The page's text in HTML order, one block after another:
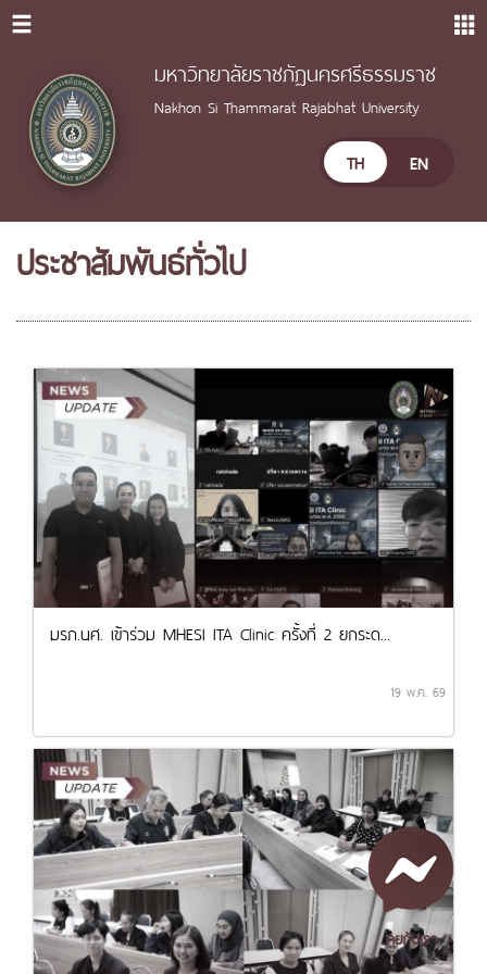
มหาวิทยาลัยราชภัฏนครศรีธรรมราช
Nakhon Si Thammarat Rajabhat University
TH EN
ประชาสัมพันธ์ทั่วไป
มรภ.นศ. เข้าร่วม MHESI ITA Clinic ครั้งที่ 2 ยกระด...
19 พ.ค. 69
คุยกับเรา